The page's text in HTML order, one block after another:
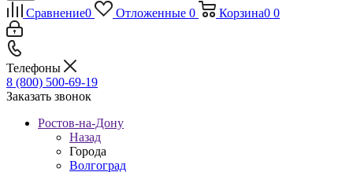
Сравнение0 Отложенные 0 Корзина0 0
Телефоны
8 (800) 500-69-19
Заказать звонок
Ростов-на-Дону
Назад
Города
Волгоград